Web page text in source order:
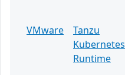
VMware
Tanzu
Kubernetes
Runtime